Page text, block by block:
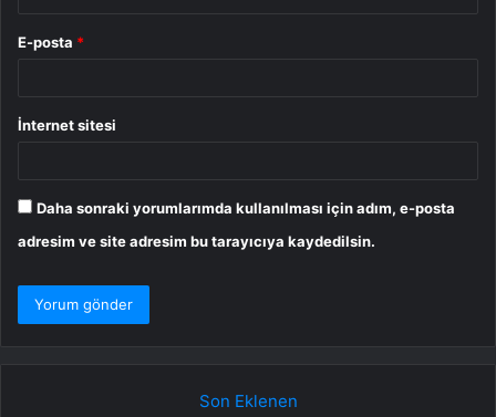
E-posta *
İnternet sitesi
Daha sonraki yorumlarımda kullanılması için adım, e-posta
adresim ve site adresim bu tarayıcıya kaydedilsin.
Son Eklenen